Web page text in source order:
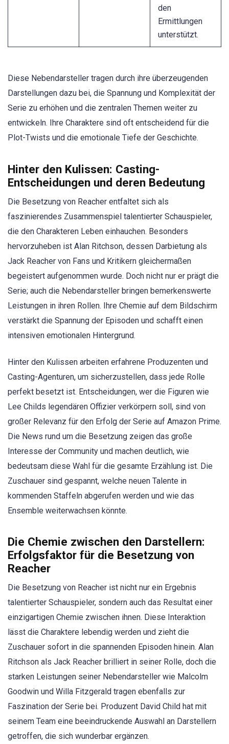
den
Ermittlungen
unterstützt.
Diese Nebendarsteller tragen durch ihre überzeugenden
Darstellungen dazu bei, die Spannung und Komplexität der
Serie zu erhöhen und die zentralen Themen weiter zu
entwickeln. Ihre Charaktere sind oft entscheidend für die
Plot-Twists und die emotionale Tiefe der Geschichte.
Hinter den Kulissen: Casting-
Entscheidungen und deren Bedeutung
Die Besetzung von Reacher entfaltet sich als
faszinierendes Zusammenspiel talentierter Schauspieler,
die den Charakteren Leben einhauchen. Besonders
hervorzuheben ist Alan Ritchson, dessen Darbietung als
Jack Reacher von Fans und Kritikern gleichermaßen
begeistert aufgenommen wurde. Doch nicht nur er prägt die
Serie; auch die Nebendarsteller bringen bemerkenswerte
Leistungen in ihren Rollen. Ihre Chemie auf dem Bildschirm
verstärkt die Spannung der Episoden und schafft einen
intensiven emotionalen Hintergrund.
Hinter den Kulissen arbeiten erfahrene Produzenten und
Casting-Agenturen, um sicherzustellen, dass jede Rolle
perfekt besetzt ist. Entscheidungen, wer die Figuren wie
Lee Childs legendären Offizier verkörpern soll, sind von
großer Relevanz für den Erfolg der Serie auf Amazon Prime.
Die News rund um die Besetzung zeigen das große
Interesse der Community und machen deutlich, wie
bedeutsam diese Wahl für die gesamte Erzählung ist. Die
Zuschauer sind gespannt, welche neuen Talente in
kommenden Staffeln abgerufen werden und wie das
Ensemble weiterwachsen könnte.
Die Chemie zwischen den Darstellern:
Erfolgsfaktor für die Besetzung von
Reacher
Die Besetzung von Reacher ist nicht nur ein Ergebnis
talentierter Schauspieler, sondern auch das Resultat einer
einzigartigen Chemie zwischen ihnen. Diese Interaktion
lässt die Charaktere lebendig werden und zieht die
Zuschauer sofort in die spannenden Episoden hinein. Alan
Ritchson als Jack Reacher brilliert in seiner Rolle, doch die
starken Leistungen seiner Nebendarsteller wie Malcolm
Goodwin und Willa Fitzgerald tragen ebenfalls zur
Faszination der Serie bei. Produzent David Child hat mit
seinem Team eine beeindruckende Auswahl an Darstellern
getroffen, die sich wunderbar ergänzen.